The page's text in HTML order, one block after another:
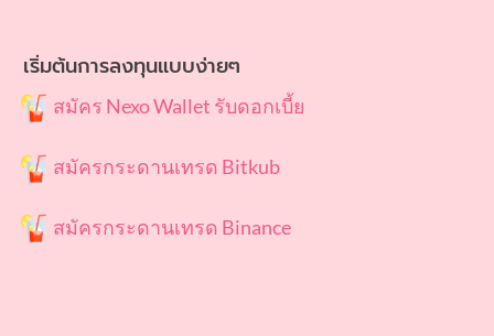
เริ่มต้นการลงทุนแบบง่ายๆ
สมัคร Nexo Wallet รับดอกเบี้ย
สมัครกระดานเทรด Bitkub
สมัครกระดานเทรด Binance